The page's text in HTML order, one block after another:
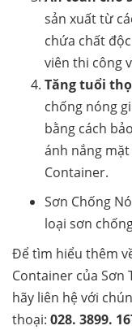
sản xuất từ
chứa chất
viên thi công
Tăng tuổi
chống nóng
bằng cách
ánh nắng
Container.
Sơn Chống
loại sơn
Để tìm hiểu thêm
Container của Sơn
hãy liên hệ với
thoại: 028. 3899.